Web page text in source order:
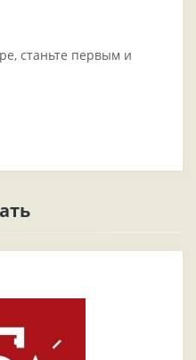
станьте первым и